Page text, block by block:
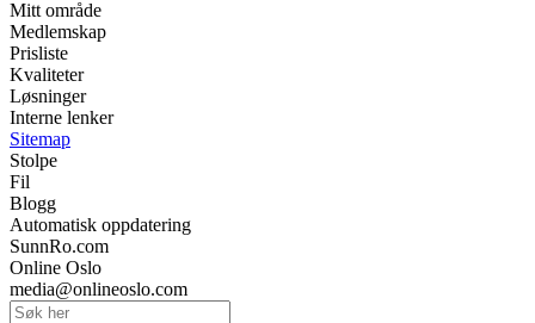
Mitt område
Medlemskap
Prisliste
Kvaliteter
Løsninger
Interne lenker
Sitemap
Stolpe
Fil
Blogg
Automatisk oppdatering
SunnRo.com
Online Oslo
media@onlineoslo.com